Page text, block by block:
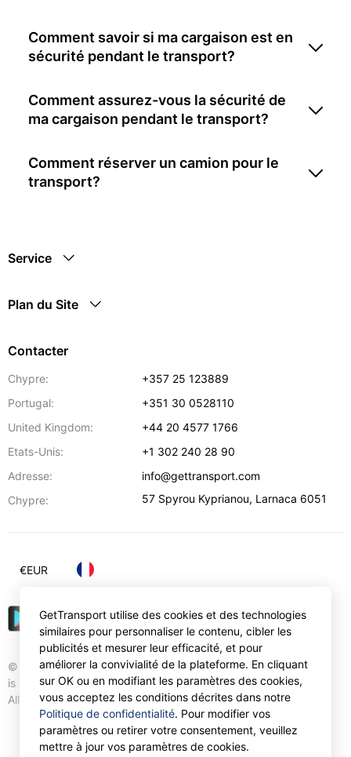
Comment savoir si ma cargaison est en
sécurité pendant le transport?
Comment assurez-vous la sécurité de
ma cargaison pendant le transport?
Comment réserver un camion pour le
transport?
Service
Plan du Site
Contacter
Chypre:
+357 25 123889
Portugal:
+351 30 0528110
United Kingdom:
+44 20 4577 1766
Etats-Unis:
+1 302 240 28 90
Adresse:
info@gettransport.com
Chypre:
57 Spyrou Kyprianou, Larnaca 6051
© Gettransport International Limited. GetTransport®
is trademark of Gettransport International Limited.
All rights reserved.
€EUR
GetTransport utilise des cookies et des technologies
similaires pour personnaliser le contenu, cibler les
publicités et mesurer leur efficacité, et pour
améliorer la convivialité de la plateforme. En cliquant
sur OK ou en modifiant les paramètres des cookies,
vous acceptez les conditions décrites dans notre
Politique de confidentialité. Pour modifier vos
paramètres ou retirer votre consentement, veuillez
mettre à jour vos paramètres de cookies.